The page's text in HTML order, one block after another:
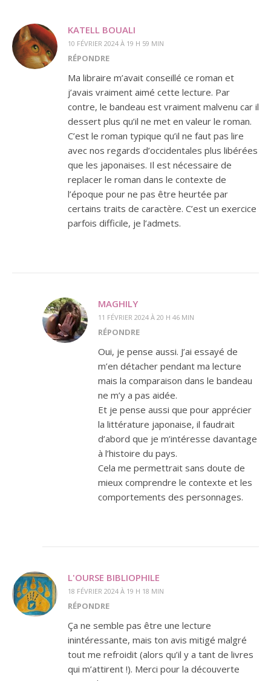
KATELL BOUALI
10 FÉVRIER 2024 À 19 H 59 MIN
RÉPONDRE
Ma libraire m’avait conseillé ce roman et
j’avais vraiment aimé cette lecture. Par
contre, le bandeau est vraiment malvenu car il
dessert plus qu’il ne met en valeur le roman.
C’est le roman typique qu’il ne faut pas lire
avec nos regards d’occidentales plus libérées
que les japonaises. Il est nécessaire de
replacer le roman dans le contexte de
l’époque pour ne pas être heurtée par
certains traits de caractère. C’est un exercice
parfois difficile, je l’admets.
MAGHILY
11 FÉVRIER 2024 À 20 H 46 MIN
RÉPONDRE
Oui, je pense aussi. J’ai essayé de
m’en détacher pendant ma lecture
mais la comparaison dans le bandeau
ne m’y a pas aidée.
Et je pense aussi que pour apprécier
la littérature japonaise, il faudrait
d’abord que je m’intéresse davantage
à l’histoire du pays.
Cela me permettrait sans doute de
mieux comprendre le contexte et les
comportements des personnages.
L'OURSE BIBLIOPHILE
18 FÉVRIER 2024 À 19 H 18 MIN
RÉPONDRE
Ça ne semble pas être une lecture
inintéressante, mais ton avis mitigé malgré
tout me refroidit (alors qu’il y a tant de livres
qui m’attirent !). Merci pour la découverte